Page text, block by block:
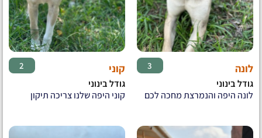
לונה 3
גודל בינוני
לונה היפה והנמרצת מחכה לכם
קוני 2
גודל בינוני
קוני היפה שלנו צריכה תיקון